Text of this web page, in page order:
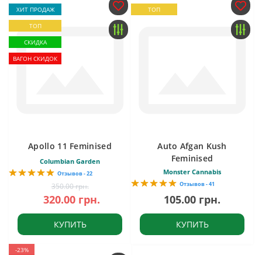
ХИТ ПРОДАЖ
ТОП
СКИДКА
ВАГОН СКИДОК
Apollo 11 Feminised
Columbian Garden
Отзывов - 22
350.00 грн.
320.00 грн.
КУПИТЬ
ТОП
Auto Afgan Kush
Feminised
Monster Cannabis
Отзывов - 41
105.00 грн.
КУПИТЬ
-23%